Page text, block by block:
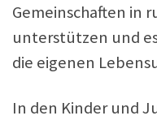
Gemeinschaften in
unterstützen und
die eigenen
In den Kinder und